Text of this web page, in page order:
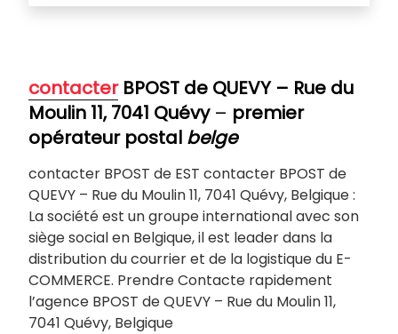
contacterBPOST de QUEVY – Rue du
Moulin 11, 7041 Quévy– premier
opérateur postal belge
contacter BPOST de EST contacter BPOST de
QUEVY – Rue du Moulin 11, 7041 Quévy, Belgique :
La société est un groupe international avec son
siège social en Belgique, il est leader dans la
distribution du courrier et de la logistique du E-
COMMERCE. Prendre Contacte rapidement
l’agence BPOST de QUEVY – Rue du Moulin 11,
7041 Quévy, Belgique